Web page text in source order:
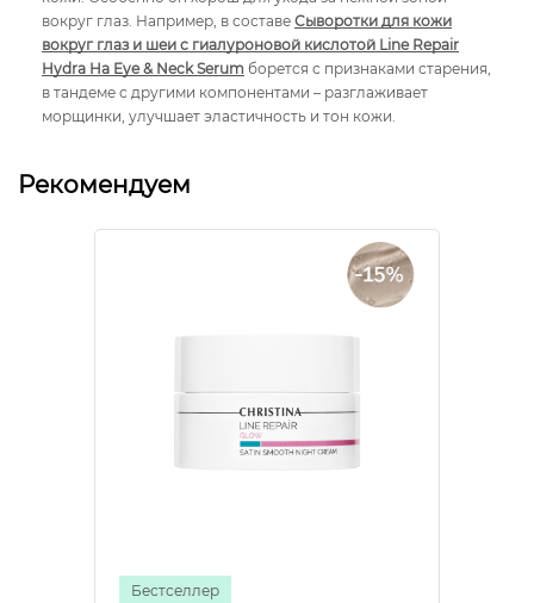
вокруг глаз. Например, в составе Сыворотки для кожи
вокруг глаз и шеи с гиалуроновой кислотой Line Repair
Hydra Ha Eye & Neck Serum борется с признаками старения,
в тандеме с другими компонентами – разглаживает
морщинки, улучшает эластичность и тон кожи.
Рекомендуем
Бестселлер